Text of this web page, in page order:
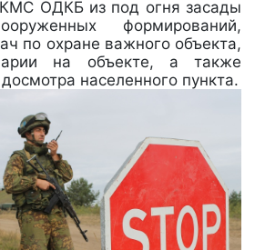
ОДКБ из под огня засады
формирований,
по охране важного объекта,
на объекте, а также
населенного пункта.